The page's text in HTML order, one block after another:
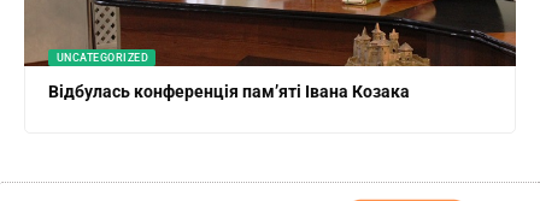
UNCATEGORIZED
Відбулась конференція пам’яті Івана Козака